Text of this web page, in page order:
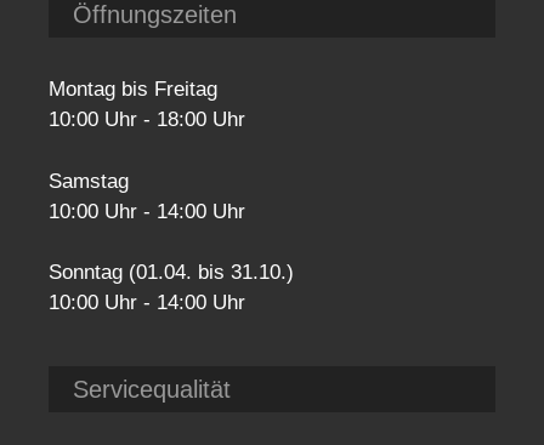
Öffnungszeiten
Montag bis Freitag
10:00 Uhr - 18:00 Uhr
Samstag
10:00 Uhr - 14:00 Uhr
Sonntag (01.04. bis 31.10.)
10:00 Uhr - 14:00 Uhr
Servicequalität